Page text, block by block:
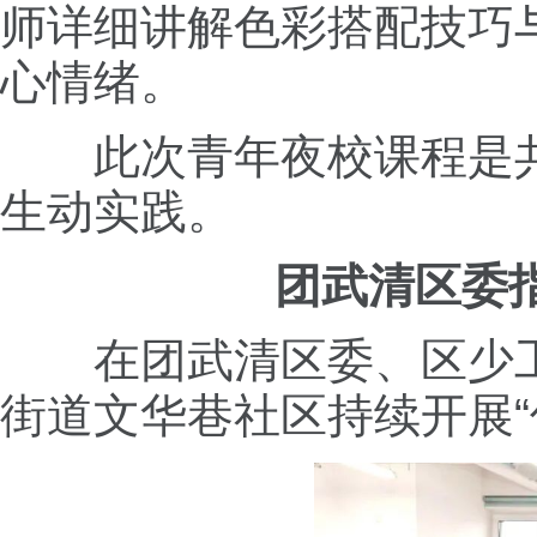
师详细讲解色彩搭配技
心情绪。
此次青年夜校课程是
生动实践。
团武清区委
在团武清区委、区少
街道文华巷社区持续开展